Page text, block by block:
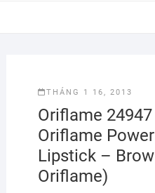
THÁNG 1 16, 2013
Oriflame
Oriflame
Lipstick –
Oriflame)